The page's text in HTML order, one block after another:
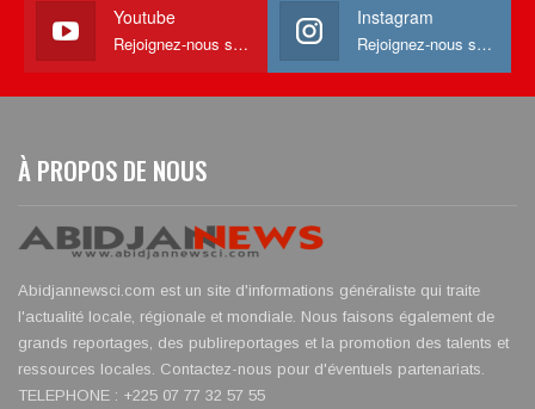
Youtube
Rejoignez-nous sur Youtube
Instagram
Rejoignez-nous sur Instagram
À PROPOS DE NOUS
Abidjannewsci.com est un site d'informations généraliste qui traite
l'actualité locale, régionale et mondiale. Nous faisons également de
grands reportages, des publireportages et la promotion des talents et
ressources locales. Contactez-nous pour d'éventuels partenariats.
TELEPHONE : +225 07 77 32 57 55